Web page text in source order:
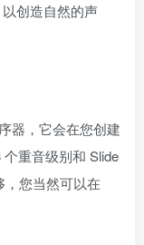
创造自然的声
器，它会在您创建
重音级别和 Slide
您当然可以在